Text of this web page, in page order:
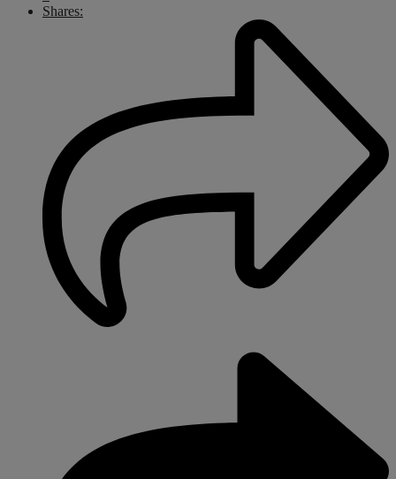
Shares: